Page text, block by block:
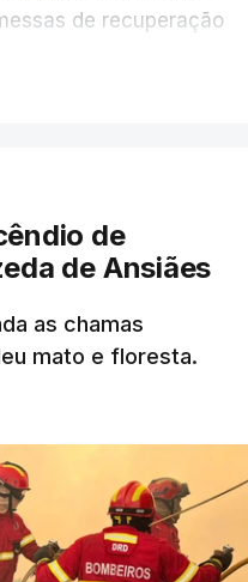
de recuperação
NESTE
de
de Ansiães
as chamas
mato e floresta.